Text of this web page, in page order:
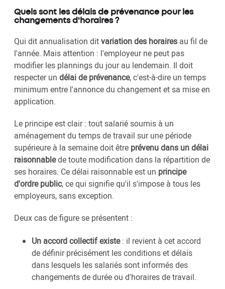
Quels sont les délais de prévenance pour les
changements d'horaires ?
Qui dit annualisation ditvariation des horaires au fil de
l'année. Mais attention : l'employeur ne peut pas
modifier les plannings du jour au lendemain. Il doit
respecter un délai de prévenance, c'est-à-dire un temps
minimum entre l'annonce du changement et sa mise en
application.
Le principe est clair : tout salarié soumis à un
aménagement du temps de travail sur une période
supérieure à la semaine doit être prévenu dans un délai
raisonnablede toute modification dans la répartition de
ses horaires. Ce délai raisonnable est un principe
d'ordre public, ce qui signifie qu'il s'impose à tous les
employeurs, sans exception.
Deux cas de figure se présentent :
Un accord collectif existe: il revient à cet accord
de définir précisément les conditions et délais
dans lesquels les salariés sont informés des
changements de durée ou d'horaires de travail.